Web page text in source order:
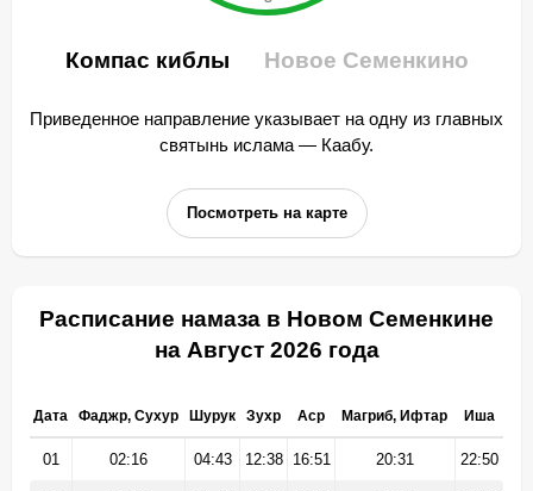
Компас киблы Новое Семенкино
Приведенное направление указывает на одну из главных
святынь ислама — Каабу.
Посмотреть на карте
Расписание намаза в Новом Семенкине
на Август 2026 года
Дата Фаджр, Сухур Шурук Зухр Аср Магриб, Ифтар Иша
01 02:16 04:43 12:38 16:51 20:31 22:50